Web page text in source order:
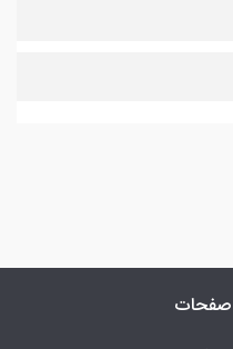
صفحات